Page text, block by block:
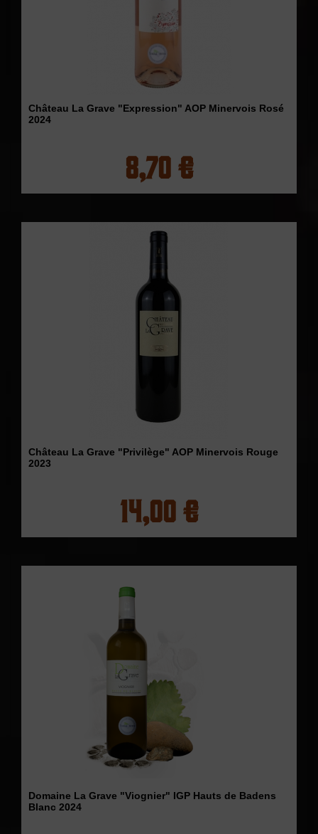
Château La Grave "Expression" AOP Minervois Rosé
2024
8,70 €
Château La Grave "Privilège" AOP Minervois Rouge
2023
14,00 €
Domaine La Grave "Viognier" IGP Hauts de Badens
Blanc 2024